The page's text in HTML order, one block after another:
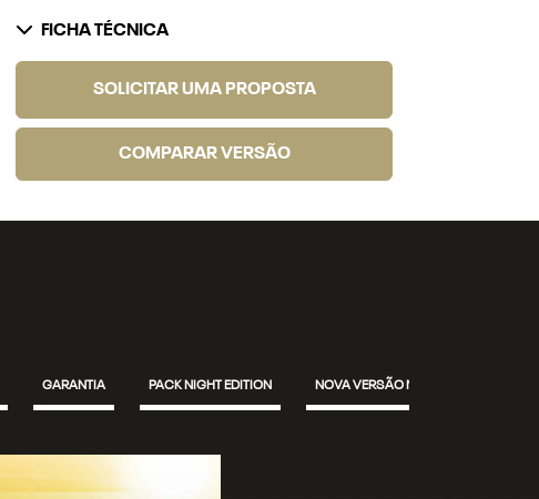
FICHA TÉCNICA
SOLICITAR UMA PROPOSTA
COMPARAR VERSÃO
GARANTIA PACK NIGHT EDITION NOVA VERSÃO NFL EDITION